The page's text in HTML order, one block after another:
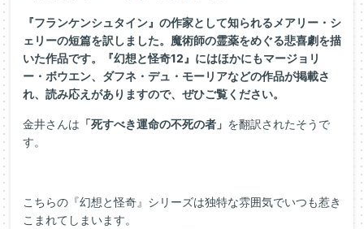
『フランケンシュタイン』の作家として知られるメアリー・シ
ェリーの短篇を訳しました。魔術師の霊薬をめぐる悲喜劇を描
いた作品です。『幻想と怪奇12』にはほかにもマージョリ
ー・ボウエン、ダフネ・デュ・モーリアなどの作品が掲載さ
れ、読み応えがありますので、ぜひご覧ください。
金井さんは 「死すべき運命の不死の者」 を翻訳されたそうで
す。
こちらの『幻想と怪奇』シリーズは独特な雰囲気でいつも惹き
こまれてしまいます。